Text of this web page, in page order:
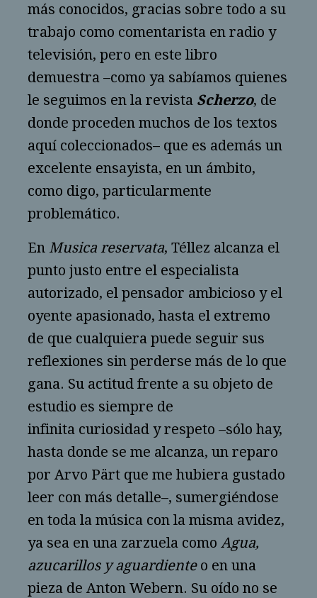
más conocidos, gracias sobre todo a su
trabajo como comentarista en radio y
televisión, pero en este libro
demuestra –como ya sabíamos quienes
le seguimos en la revista Scherzo, de
donde proceden muchos de los textos
aquí coleccionados– que es además un
excelente ensayista, en un ámbito,
como digo, particularmente
problemático.
En Musica reservata, Téllez alcanza el
punto justo entre el especialista
autorizado, el pensador ambicioso y el
oyente apasionado, hasta el extremo
de que cualquiera puede seguir sus
reflexiones sin perderse más de lo que
gana. Su actitud frente a su objeto de
estudio es siempre de
infinita curiosidad y respeto –sólo hay,
hasta donde se me alcanza, un reparo
por Arvo Pärt que me hubiera gustado
leer con más detalle–, sumergiéndose
en toda la música con la misma avidez,
ya sea en una zarzuela como Agua,
azucarillos y aguardienteo en una
pieza de Anton Webern. Su oído no se